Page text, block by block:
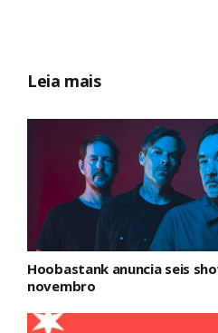
Leia mais
Hoobastank anuncia seis
novembro